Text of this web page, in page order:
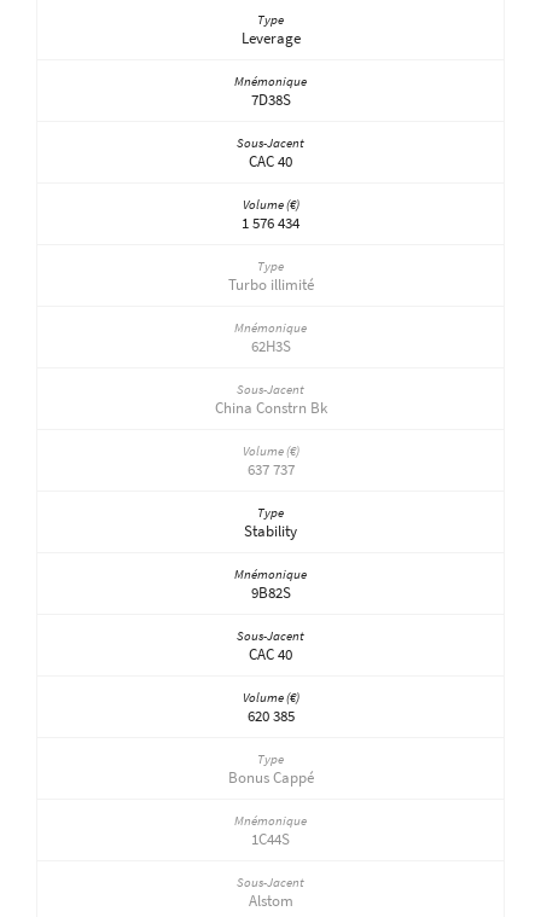
Leverage
7D38S
CAC 40
1 576 434
Turbo illimité
62H3S
China Constrn Bk
637 737
Stability
9B82S
CAC 40
620 385
Bonus Cappé
1C44S
Alstom